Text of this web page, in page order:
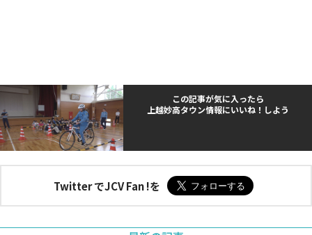
この記事が気に入ったら
上越妙高タウン情報にいいね！しよう
Twitter でJCV Fan !を